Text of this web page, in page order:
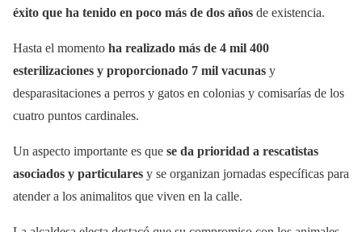
éxito que ha tenido en poco más de dos años de existencia.
Hasta el momento ha realizado más de 4 mil 400
esterilizaciones y proporcionado 7 mil vacunas y
desparasitaciones a perros y gatos en colonias y comisarías de los
cuatro puntos cardinales.
Un aspecto importante es que se da prioridad a rescatistas
asociados y particulares y se organizan jornadas específicas para
atender a los animalitos que viven en la calle.